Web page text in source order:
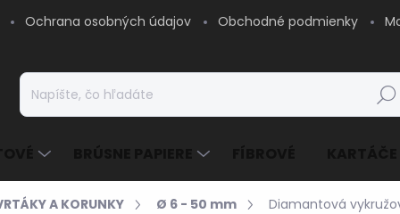
Ochrana osobných údajov Obchodné podmienky
Hľadať
A KORUNKY Ø 6 - 50 mm Diamantová